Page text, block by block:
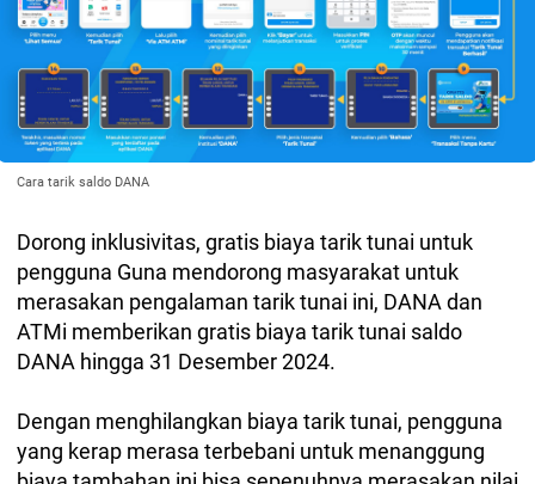
Cara tarik saldo DANA
Dorong inklusivitas, gratis biaya tarik tunai untuk
pengguna Guna mendorong masyarakat untuk
merasakan pengalaman tarik tunai ini, DANA dan
ATMi memberikan gratis biaya tarik tunai saldo
DANA hingga 31 Desember 2024.
Dengan menghilangkan biaya tarik tunai, pengguna
yang kerap merasa terbebani untuk menanggung